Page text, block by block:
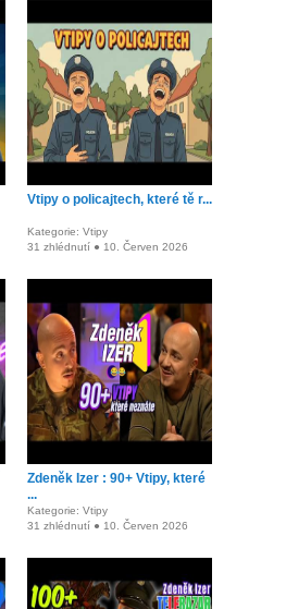
Vtipy o policajtech, které tě r...
Kategorie: Vtipy
31 zhlédnutí ● 10. Červen 2026
Zdeněk Izer : 90+ Vtipy, které
...
Kategorie: Vtipy
31 zhlédnutí ● 10. Červen 2026